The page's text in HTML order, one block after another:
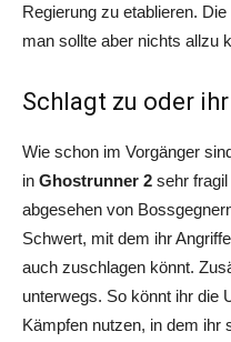
Regierung zu etablieren.
man sollte aber nichts allzu
Schlagt zu oder
Wie schon im Vorgänger
in Ghostrunner 2 sehr
abgesehen von
Schwert, mit dem ihr
auch zuschlagen könnt.
unterwegs. So könnt ihr die
Kämpfen nutzen, in dem ihr